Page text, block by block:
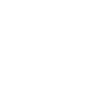
viele Strandaufgänge,
und man kann